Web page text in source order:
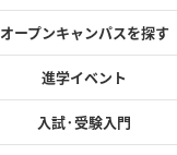
オープンキャンパスを探す
進学イベント
入試·受験入門